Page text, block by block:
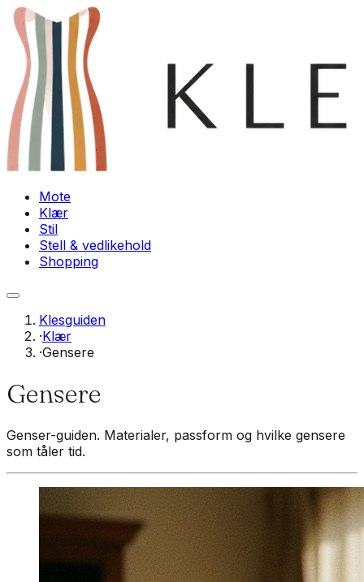
Mote
Klær
Stil
Stell & vedlikehold
Shopping
Klesguiden
·Klær
·Gensere
Gensere
Genser-guiden. Materialer, passform og hvilke gensere
som tåler tid.